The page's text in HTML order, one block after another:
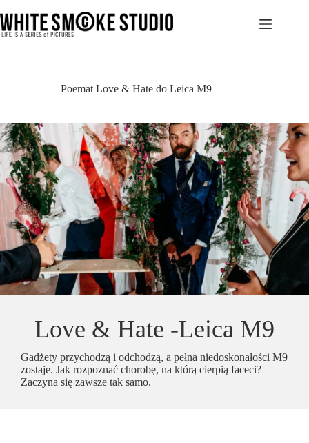
do
treści
Poemat Love & Hate do Leica M9
Love & Hate -Leica M9
Gadżety przychodzą i odchodzą, a pełna niedoskonałości M9
zostaje. Jak rozpoznać chorobę, na którą cierpią faceci?
Zaczyna się zawsze tak samo.